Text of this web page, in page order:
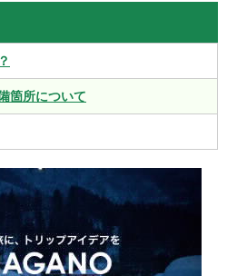
箇所について